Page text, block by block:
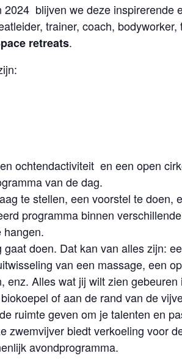
blijven we deze inspirerende
trainer, coach,
retreats.
ochtendactiviteit en een open
van de dag.
te stellen, een voorstel te doen,
programma binnen
hangen.
doen. Dat kan van alles zijn:
van een massage, een
enz. Alles wat jij wilt zien
of aan de rand van de
ruimte geven om je talenten en
zwemvijver biedt verkoeling voor
avondprogramma.